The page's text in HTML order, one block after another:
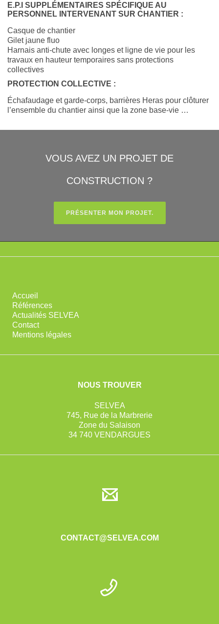
E.P.I SUPPLÉMENTAIRES SPÉCIFIQUE AU
PERSONNEL INTERVENANT SUR CHANTIER :
Casque de chantier
Gilet jaune fluo
Harnais anti-chute avec longes et ligne de vie pour les
travaux en hauteur temporaires sans protections
collectives
PROTECTION COLLECTIVE :
Échafaudage et garde-corps, barrières Heras pour clôturer
l’ensemble du chantier ainsi que la zone base-vie …
VOUS AVEZ UN PROJET DE
CONSTRUCTION ?
PRÉSENTER MON PROJET.
Accueil
Références
Actualités SELVEA
Contact
Mentions légales
NOUS TROUVER
SELVEA
745, Rue de la Marbrerie
Zone du Salaison
34 740 VENDARGUES
CONTACT@SELVEA.COM